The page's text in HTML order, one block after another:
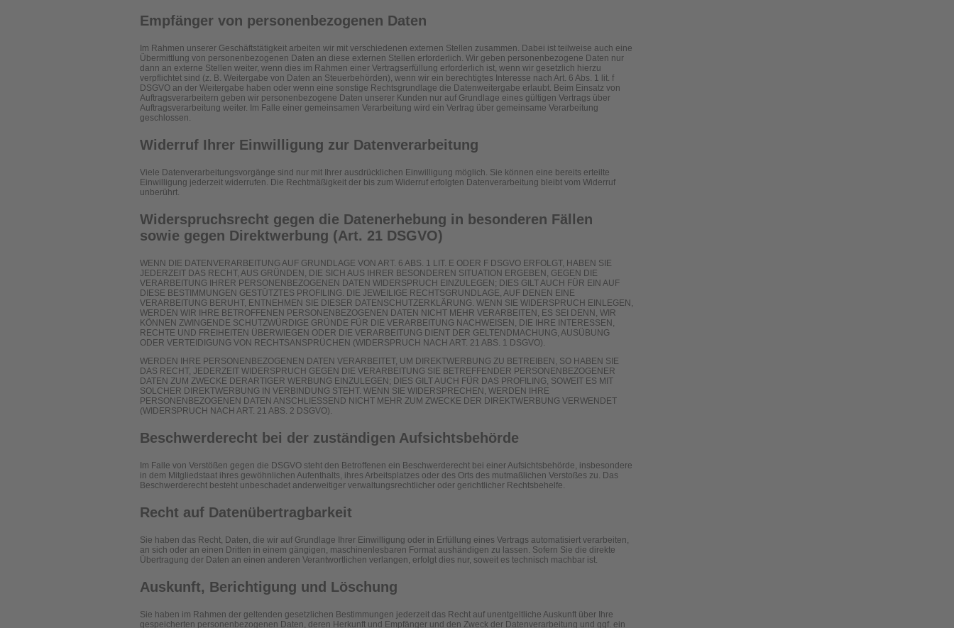
Empfänger von personenbezogenen Daten
Im Rahmen unserer Geschäftstätigkeit arbeiten wir mit verschiedenen externen Stellen zusammen. Dabei ist teilweise auch eine
Übermittlung von personenbezogenen Daten an diese externen Stellen erforderlich. Wir geben personenbezogene Daten nur
dann an externe Stellen weiter, wenn dies im Rahmen einer Vertragserfüllung erforderlich ist, wenn wir gesetzlich hierzu
verpflichtet sind (z. B. Weitergabe von Daten an Steuerbehörden), wenn wir ein berechtigtes Interesse nach Art. 6 Abs. 1 lit. f
DSGVO an der Weitergabe haben oder wenn eine sonstige Rechtsgrundlage die Datenweitergabe erlaubt. Beim Einsatz von
Auftragsverarbeitern geben wir personenbezogene Daten unserer Kunden nur auf Grundlage eines gültigen Vertrags über
Auftragsverarbeitung weiter. Im Falle einer gemeinsamen Verarbeitung wird ein Vertrag über gemeinsame Verarbeitung
geschlossen.
Widerruf Ihrer Einwilligung zur Datenverarbeitung
Viele Datenverarbeitungsvorgänge sind nur mit Ihrer ausdrücklichen Einwilligung möglich. Sie können eine bereits erteilte
Einwilligung jederzeit widerrufen. Die Rechtmäßigkeit der bis zum Widerruf erfolgten Datenverarbeitung bleibt vom Widerruf
unberührt.
Widerspruchsrecht gegen die Datenerhebung in besonderen Fällen
sowie gegen Direktwerbung (Art. 21 DSGVO)
WENN DIE DATENVERARBEITUNG AUF GRUNDLAGE VON ART. 6 ABS. 1 LIT. E ODER F DSGVO ERFOLGT, HABEN SIE
JEDERZEIT DAS RECHT, AUS GRÜNDEN, DIE SICH AUS IHRER BESONDEREN SITUATION ERGEBEN, GEGEN DIE
VERARBEITUNG IHRER PERSONENBEZOGENEN DATEN WIDERSPRUCH EINZULEGEN; DIES GILT AUCH FÜR EIN AUF
DIESE BESTIMMUNGEN GESTÜTZTES PROFILING. DIE JEWEILIGE RECHTSGRUNDLAGE, AUF DENEN EINE
VERARBEITUNG BERUHT, ENTNEHMEN SIE DIESER DATENSCHUTZERKLÄRUNG. WENN SIE WIDERSPRUCH EINLEGEN,
WERDEN WIR IHRE BETROFFENEN PERSONENBEZOGENEN DATEN NICHT MEHR VERARBEITEN, ES SEI DENN, WIR
KÖNNEN ZWINGENDE SCHUTZWÜRDIGE GRÜNDE FÜR DIE VERARBEITUNG NACHWEISEN, DIE IHRE INTERESSEN,
RECHTE UND FREIHEITEN ÜBERWIEGEN ODER DIE VERARBEITUNG DIENT DER GELTENDMACHUNG, AUSÜBUNG
ODER VERTEIDIGUNG VON RECHTSANSPRÜCHEN (WIDERSPRUCH NACH ART. 21 ABS. 1 DSGVO).
WERDEN IHRE PERSONENBEZOGENEN DATEN VERARBEITET, UM DIREKTWERBUNG ZU BETREIBEN, SO HABEN SIE
DAS RECHT, JEDERZEIT WIDERSPRUCH GEGEN DIE VERARBEITUNG SIE BETREFFENDER PERSONENBEZOGENER
DATEN ZUM ZWECKE DERARTIGER WERBUNG EINZULEGEN; DIES GILT AUCH FÜR DAS PROFILING, SOWEIT ES MIT
SOLCHER DIREKTWERBUNG IN VERBINDUNG STEHT. WENN SIE WIDERSPRECHEN, WERDEN IHRE
PERSONENBEZOGENEN DATEN ANSCHLIESSEND NICHT MEHR ZUM ZWECKE DER DIREKTWERBUNG VERWENDET
(WIDERSPRUCH NACH ART. 21 ABS. 2 DSGVO).
Beschwerde­recht bei der zuständigen Aufsichts­behörde
Im Falle von Verstößen gegen die DSGVO steht den Betroffenen ein Beschwerderecht bei einer Aufsichtsbehörde, insbesondere
in dem Mitgliedstaat ihres gewöhnlichen Aufenthalts, ihres Arbeitsplatzes oder des Orts des mutmaßlichen Verstoßes zu. Das
Beschwerderecht besteht unbeschadet anderweitiger verwaltungsrechtlicher oder gerichtlicher Rechtsbehelfe.
Recht auf Daten­übertrag­barkeit
Sie haben das Recht, Daten, die wir auf Grundlage Ihrer Einwilligung oder in Erfüllung eines Vertrags automatisiert verarbeiten,
an sich oder an einen Dritten in einem gängigen, maschinenlesbaren Format aushändigen zu lassen. Sofern Sie die direkte
Übertragung der Daten an einen anderen Verantwortlichen verlangen, erfolgt dies nur, soweit es technisch machbar ist.
Auskunft, Berichtigung und Löschung
Sie haben im Rahmen der geltenden gesetzlichen Bestimmungen jederzeit das Recht auf unentgeltliche Auskunft über Ihre
gespeicherten personenbezogenen Daten, deren Herkunft und Empfänger und den Zweck der Datenverarbeitung und ggf. ein